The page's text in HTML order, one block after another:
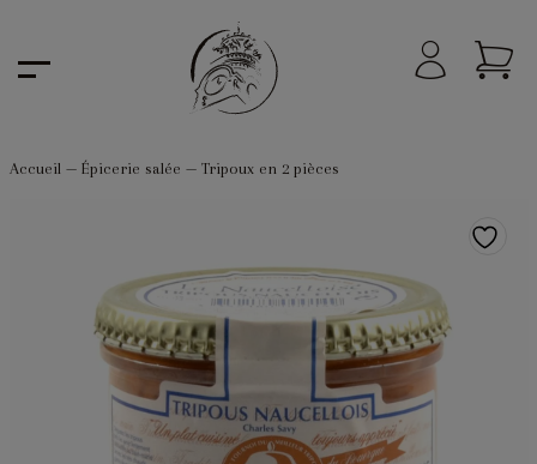
Accueil— Épicerie salée — Tripoux en 2 pièces